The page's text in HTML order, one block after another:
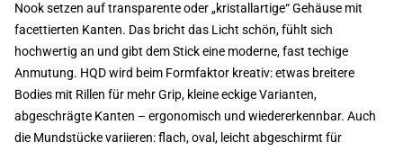
Nook setzen auf transparente oder „kristallartige“ Gehäuse mit
facettierten Kanten. Das bricht das Licht schön, fühlt sich
hochwertig an und gibt dem Stick eine moderne, fast techige
Anmutung. HQD wird beim Formfaktor kreativ: etwas breitere
Bodies mit Rillen für mehr Grip, kleine eckige Varianten,
abgeschrägte Kanten – ergonomisch und wiedererkennbar. Auch
die Mundstücke variieren: flach, oval, leicht abgeschirmt für